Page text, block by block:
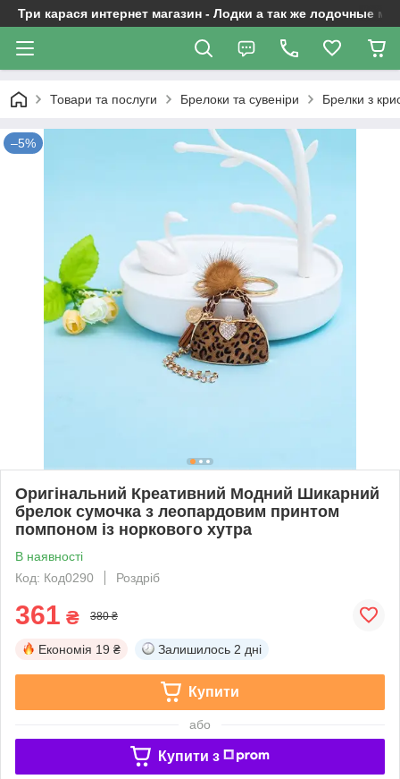
Три карася интернет магазин - Лодки а так же лодочные
Товари та послуги Брелоки та сувеніри Брелки з
–5%
Оригінальний Креативний Модний Шикарний
брелок сумочка з леопардовим принтом
помпоном із норкового хутра
В наявності
Код: Код0290
Роздріб
361 ₴ 380 ₴
Економія 19 ₴ Залишилось 2 дні
Купити
або
Купити з